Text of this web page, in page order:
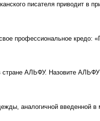
писателя приводит в
профессиональное кредо:
стране АЛЬФУ. Назовите
аналогичной введенной в